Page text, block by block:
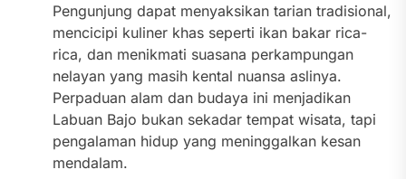
Pengunjung dapat menyaksikan tarian tradisional,
mencicipi kuliner khas seperti ikan bakar rica-
rica, dan menikmati suasana perkampungan
nelayan yang masih kental nuansa aslinya.
Perpaduan alam dan budaya ini menjadikan
Labuan Bajo bukan sekadar tempat wisata, tapi
pengalaman hidup yang meninggalkan kesan
mendalam.